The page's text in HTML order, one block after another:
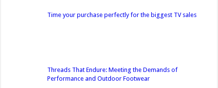
Time your purchase perfectly for the biggest TV sales
Threads That Endure: Meeting the Demands of
Performance and Outdoor Footwear